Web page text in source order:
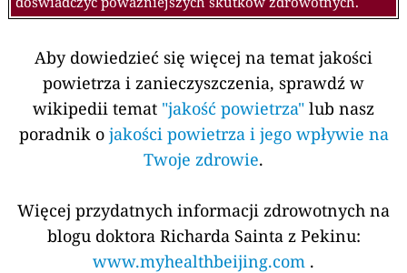
Aby dowiedzieć się więcej na temat jakości
powietrza i zanieczyszczenia, sprawdź w
wikipedii temat "jakość powietrza" lub nasz
poradnik o jakości powietrza i jego wpływie na
Twoje zdrowie.
Więcej przydatnych informacji zdrowotnych na
blogu doktora Richarda Sainta z Pekinu:
www.myhealthbeijing.com .